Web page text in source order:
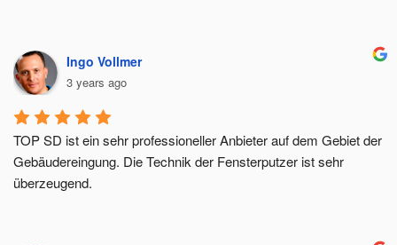
Ingo Vollmer
3 years ago
TOP SD ist ein sehr professioneller Anbieter auf dem Gebiet der
Gebäudereingung. Die Technik der Fensterputzer ist sehr
überzeugend.